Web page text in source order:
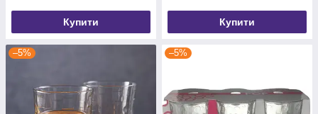
Купити Купити
–5% –5%